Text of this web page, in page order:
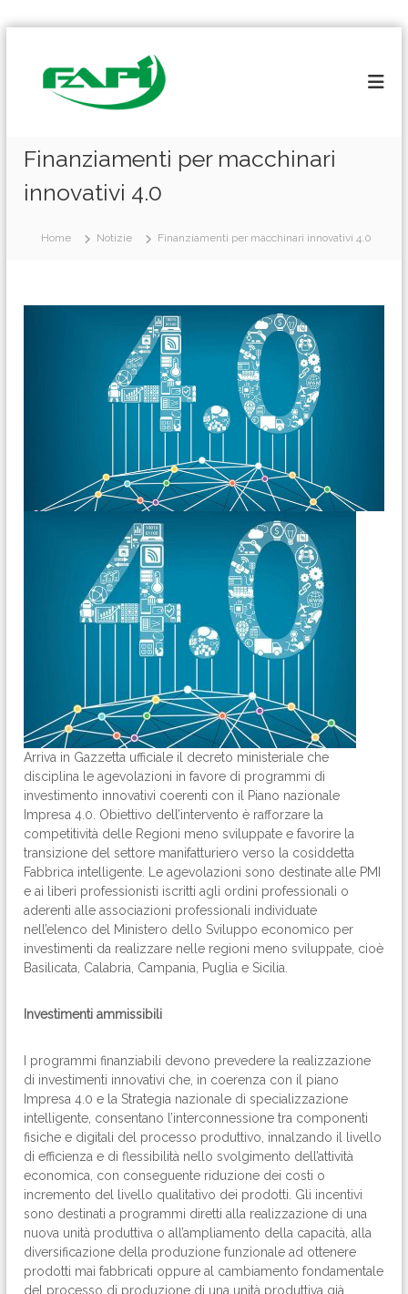
Finanziamenti per macchinari
innovativi 4.0
Home Notizie Finanziamenti per macchinari innovativi 4.0
Arriva in Gazzetta ufficiale il decreto ministeriale che
disciplina le agevolazioni in favore di programmi di
investimento innovativi coerenti con il Piano nazionale
Impresa 4.0. Obiettivo dell’intervento è rafforzare la
competitività delle Regioni meno sviluppate e favorire la
transizione del settore manifatturiero verso la cosiddetta
Fabbrica intelligente. Le agevolazioni sono destinate alle PMI
e ai liberi professionisti iscritti agli ordini professionali o
aderenti alle associazioni professionali individuate
nell’elenco del Ministero dello Sviluppo economico per
investimenti da realizzare nelle regioni meno sviluppate, cioè
Basilicata, Calabria, Campania, Puglia e Sicilia.
Investimenti ammissibili
I programmi finanziabili devono prevedere la realizzazione
di investimenti innovativi che, in coerenza con il piano
Impresa 4.0 e la Strategia nazionale di specializzazione
intelligente, consentano l’interconnessione tra componenti
fisiche e digitali del processo produttivo, innalzando il livello
di efficienza e di flessibilità nello svolgimento dell’attività
economica, con conseguente riduzione dei costi o
incremento del livello qualitativo dei prodotti. Gli incentivi
sono destinati a programmi diretti alla realizzazione di una
nuova unità produttiva o all’ampliamento della capacità, alla
diversificazione della produzione funzionale ad ottenere
prodotti mai fabbricati oppure al cambiamento fondamentale
del processo di produzione di una unità produttiva già